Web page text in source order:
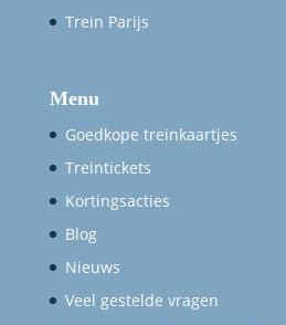
Trein Parijs
Menu
Goedkope treinkaartjes
Treintickets
Kortingsacties
Blog
Nieuws
Veel gestelde vragen